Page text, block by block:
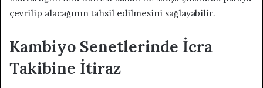
çevrilip alacağının tahsil edilmesini sağlayabilir.
Kambiyo Senetlerinde İcra
Takibine İtiraz